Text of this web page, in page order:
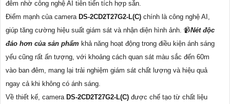
đêm nhờ công nghệ AI tiên tiến tích hợp sẵn.
Điểm mạnh của camera DS-2CD2T27G2-L(C) chính là công nghệ AI,
giúp tăng cường hiệu suất giám sát và nhận diện hình ảnh. 📹Nét độc
đáo hơn của sản phẩm khả năng hoạt động trong điều kiện ánh sáng
yếu cũng rất ấn tượng, với khoảng cách quan sát màu sắc đến 60m
vào ban đêm, mang lại trải nghiệm giám sát chất lượng và hiệu quả
ngay cả khi không có ánh sáng.
Về thiết kế, camera DS-2CD2T27G2-L(C) được chế tạo từ chất liệu